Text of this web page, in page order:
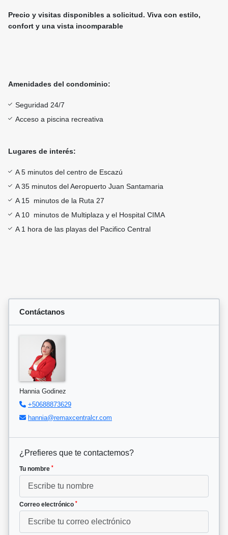
Precio y visitas disponibles a solicitud. Viva con estilo,
confort y una vista incomparable
Amenidades del condominio:
Seguridad 24/7
Acceso a piscina recreativa
Lugares de interés:
A 5 minutos del centro de Escazú
A 35 minutos del Aeropuerto Juan Santamaria
A 15 minutos de la Ruta 27
A 10 minutos de Multiplaza y el Hospital CIMA
A 1 hora de las playas del Pacifico Central
Contáctanos
Hannia Godinez
+50688873629
hannia@remaxcentralcr.com
¿Prefieres que te contactemos?
Tu nombre *
Correo electrónico *